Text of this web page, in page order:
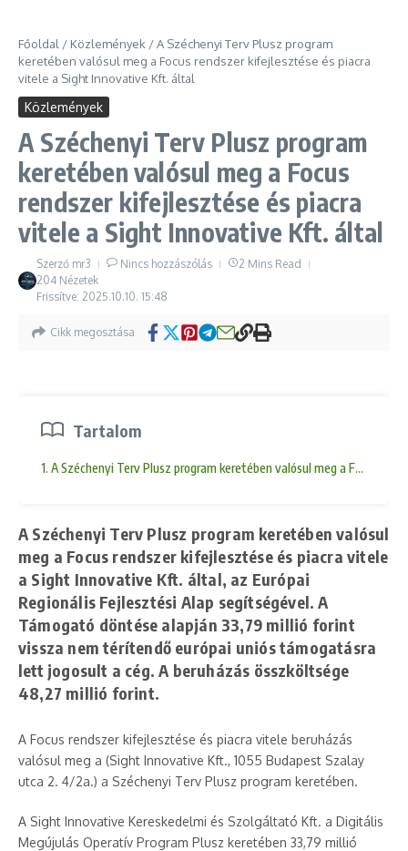
Főoldal / Közlemények /A Széchenyi Terv Plusz program
keretében valósul meg a Focus rendszer kifejlesztése és piacra
vitele a Sight Innovative Kft. által
Közlemények
A Széchenyi Terv Plusz program
keretében valósul meg a Focus
rendszer kifejlesztése és piacra
vitele a Sight Innovative Kft. által
Szerző mr3 Nincs hozzászólás
2 Mins Read
204 Nézetek
Frissítve: 2025.10.10. 15:48
Cikk megosztása
Tartalom
1. A Széchenyi Terv Plusz program keretében valósul meg a Focus
A Széchenyi Terv Plusz program keretében valósul
meg a Focus rendszer kifejlesztése és piacra vitele
a Sight Innovative Kft. által, az Európai
Regionális Fejlesztési Alap segítségével. A
Támogató döntése alapján 33,79 millió forint
vissza nem térítendő európai uniós támogatásra
lett jogosult a cég. A beruházás összköltsége
48,27 millió forint.
A Focus rendszer kifejlesztése és piacra vitele beruházás
valósul meg a (Sight Innovative Kft., 1055 Budapest Szalay
utca 2. 4/2a.) a Széchenyi Terv Plusz program keretében.
A Sight Innovative Kereskedelmi és Szolgáltató Kft. a Digitális
Megújulás Operatív Program Plusz keretében 33,79 millió